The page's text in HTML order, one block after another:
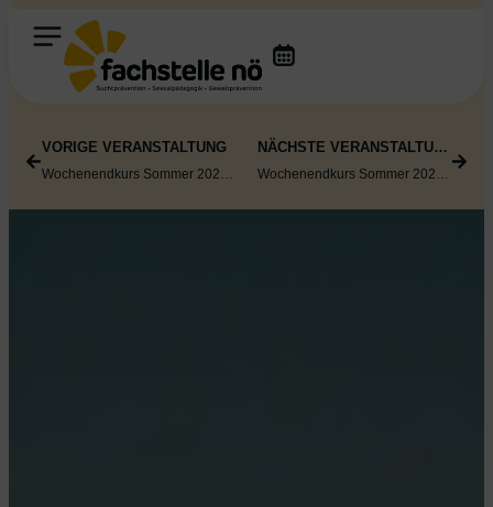
VORIGE VERANSTALTUNG
Wochenendkurs Sommer 2026: „Gemeinsam stark werden“ für den elementaren Bildungsbereich
NÄCHSTE VERANSTALTUNG
Wochenendkurs Sommer 2026: „Gemeinsam stark werden“ für den elementaren Bildungsbereich